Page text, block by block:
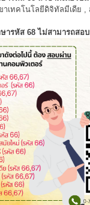
าเทคโนโลยีดิจิทัลมีเดีย
ารหัส 68 ไม่สามารถสอ